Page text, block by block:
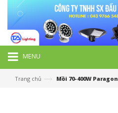
MENU
Trang chủ —› Mồi 70-400W Paragon